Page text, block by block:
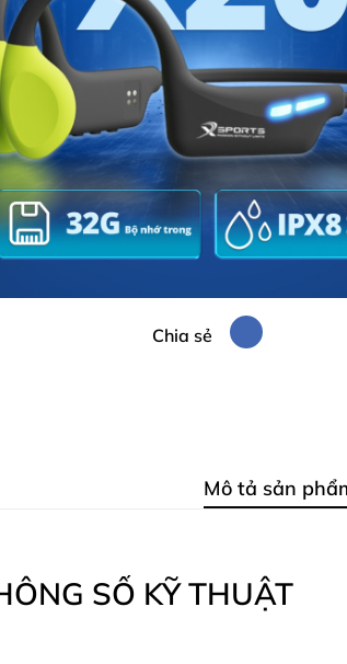
Chia sẻ
Mô tả sản
SỐ KỸ THUẬT